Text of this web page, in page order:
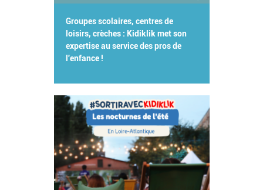
Groupes scolaires, centres de
loisirs, crèches : Kidiklik met son
expertise au service des pros de
l'enfance !